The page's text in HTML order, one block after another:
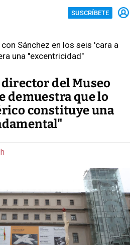
SUSCRÍBETE
Sánchez en los seis 'cara a
una "excentricidad"
director del Museo
demuestra que lo
constituye una